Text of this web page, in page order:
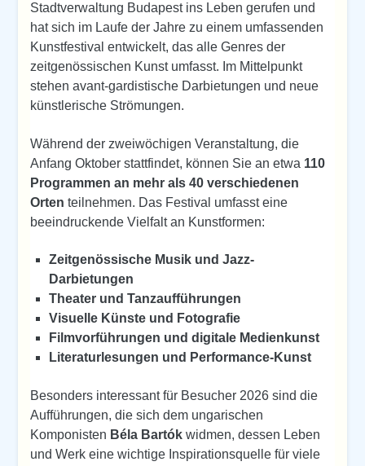
Stadtverwaltung Budapest ins Leben gerufen und
hat sich im Laufe der Jahre zu einem umfassenden
Kunstfestival entwickelt, das alle Genres der
zeitgenössischen Kunst umfasst. Im Mittelpunkt
stehen avant-gardistische Darbietungen und neue
künstlerische Strömungen.
Während der zweiwöchigen Veranstaltung, die
Anfang Oktober stattfindet, können Sie an etwa 110
Programmen an mehr als 40 verschiedenen
Orten teilnehmen. Das Festival umfasst eine
beeindruckende Vielfalt an Kunstformen:
Zeitgenössische Musik und Jazz-
Darbietungen
Theater und Tanzaufführungen
Visuelle Künste und Fotografie
Filmvorführungen und digitale Medienkunst
Literaturlesungen und Performance-Kunst
Besonders interessant für Besucher 2026 sind die
Aufführungen, die sich dem ungarischen
Komponisten Béla Bartók widmen, dessen Leben
und Werk eine wichtige Inspirationsquelle für viele